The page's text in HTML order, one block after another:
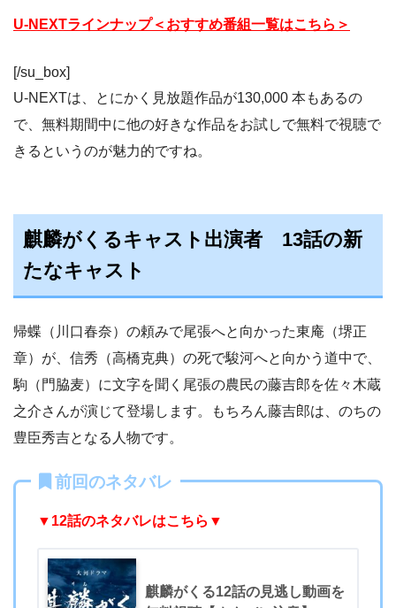
U-NEXTラインナップ＜おすすめ番組一覧はこちら＞
[/su_box]
U-NEXTは、とにかく見放題作品が130,000 本もあるの
で、無料期間中に他の好きな作品をお試しで無料で視聴で
きるというのが魅力的ですね。
麒麟がくるキャスト出演者 13話の新
たなキャスト
帰蝶（川口春奈）の頼みで尾張へと向かった東庵（堺正
章）が、信秀（高橋克典）の死で駿河へと向かう道中で、
駒（門脇麦）に文字を聞く尾張の農民の藤吉郎を佐々木蔵
之介さんが演じて登場します。もちろん藤吉郎は、のちの
豊臣秀吉となる人物です。
前回のネタバレ
▼12話のネタバレはこちら▼
麒麟がくる12話の見逃し動画を